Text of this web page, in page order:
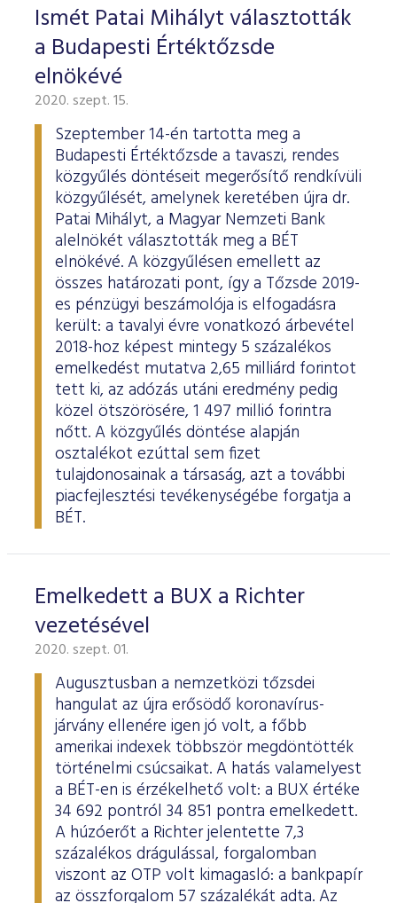
Ismét Patai Mihályt választották
a Budapesti Értéktőzsde
elnökévé
2020. szept. 15.
Szeptember 14-én tartotta meg a
Budapesti Értéktőzsde a tavaszi, rendes
közgyűlés döntéseit megerősítő rendkívüli
közgyűlését, amelynek keretében újra dr.
Patai Mihályt, a Magyar Nemzeti Bank
alelnökét választották meg a BÉT
elnökévé. A közgyűlésen emellett az
összes határozati pont, így a Tőzsde 2019-
es pénzügyi beszámolója is elfogadásra
került: a tavalyi évre vonatkozó árbevétel
2018-hoz képest mintegy 5 százalékos
emelkedést mutatva 2,65 milliárd forintot
tett ki, az adózás utáni eredmény pedig
közel ötszörösére, 1 497 millió forintra
nőtt. A közgyűlés döntése alapján
osztalékot ezúttal sem fizet
tulajdonosainak a társaság, azt a további
piacfejlesztési tevékenységébe forgatja a
BÉT.
Emelkedett a BUX a Richter
vezetésével
2020. szept. 01.
Augusztusban a nemzetközi tőzsdei
hangulat az újra erősödő koronavírus-
járvány ellenére igen jó volt, a főbb
amerikai indexek többször megdöntötték
történelmi csúcsaikat. A hatás valamelyest
a BÉT-en is érzékelhető volt: a BUX értéke
34 692 pontról 34 851 pontra emelkedett.
A húzóerőt a Richter jelentette 7,3
százalékos drágulással, forgalomban
viszont az OTP volt kimagasló: a bankpapír
az összforgalom 57 százalékát adta. Az